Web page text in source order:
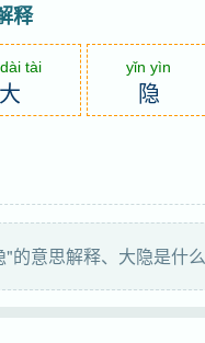
释
tài
大
yǐn yìn
隐
"的意思解释、大隐是什